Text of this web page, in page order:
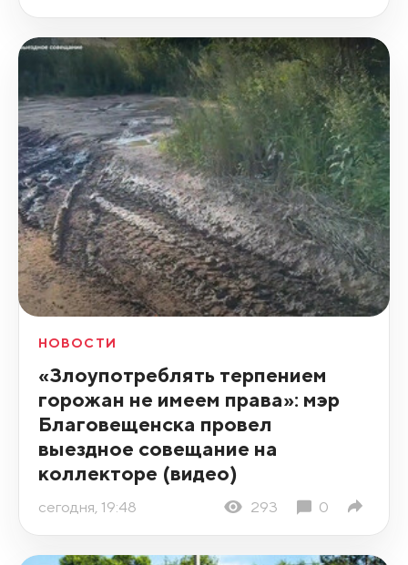
НОВОСТИ
«Злоупотреблять терпением
горожан не имеем права»: мэр
Благовещенска провел
выездное совещание на
коллекторе (видео)
сегодня, 19:48 293 0